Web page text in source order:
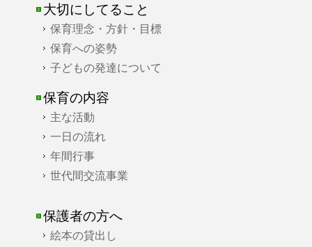
大切にしてること
保育理念・方針・目標
保育への姿勢
子どもの発達について
保育の内容
主な活動
一日の流れ
年間行事
世代間交流事業
保護者の方へ
絵本の貸出し